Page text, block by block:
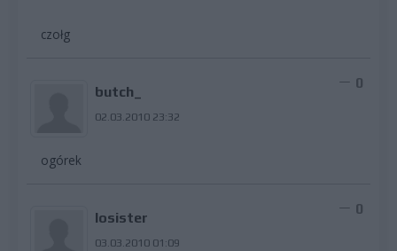
czołg
butch_
02.03.2010 23:32
0
ogórek
losister
03.03.2010 01:09
0